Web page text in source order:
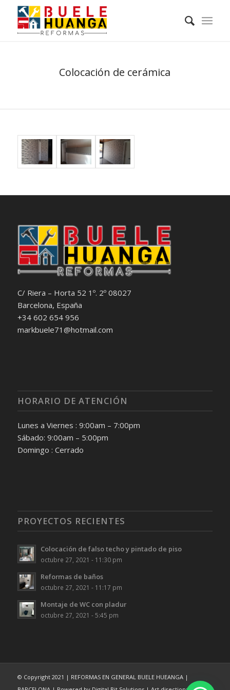
Colocación de cerámica
C/ Riera – Horta 52 1º. 2º 08027
Barcelona, España
+34 602 654 956
markbuele71@hotmail.com
HORARIO DE ATENCIÓN
Lunes a Viernes : 9:00am – 7:00pm
Sábado: 9:00am – 5:00pm
Domingo : Cerrado
PROYECTOS RECIENTES
Colocación de falso techo y pintado de piso
octubre 27, 2021 - 11:30 pm
Reformas de baños
octubre 27, 2021 - 11:17 pm
Montaje de WC con pladur
octubre 27, 2021 - 5:45 pm
© Copyright 2021 | REFORMAS EN GENERAL BUELE HUEANGA |